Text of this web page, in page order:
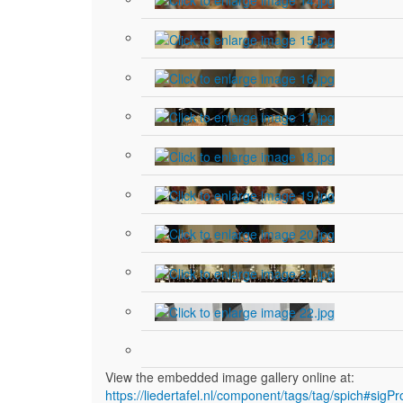
View the embedded image gallery online at:
https://liedertafel.nl/component/tags/tag/